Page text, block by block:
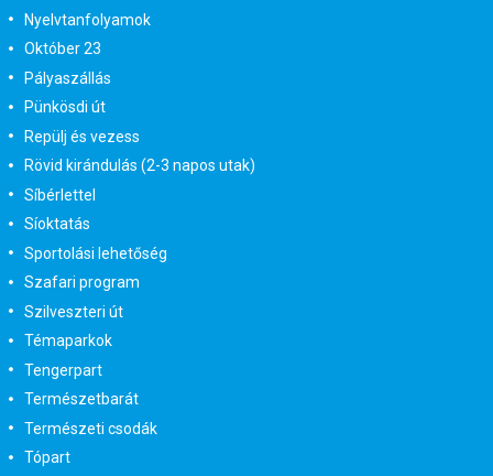
Nyelvtanfolyamok
Október 23
Pályaszállás
Pünkösdi út
Repülj és vezess
Rövid kirándulás (2-3 napos utak)
Síbérlettel
Síoktatás
Sportolási lehetőség
Szafari program
Szilveszteri út
Témaparkok
Tengerpart
Természetbarát
Természeti csodák
Tópart